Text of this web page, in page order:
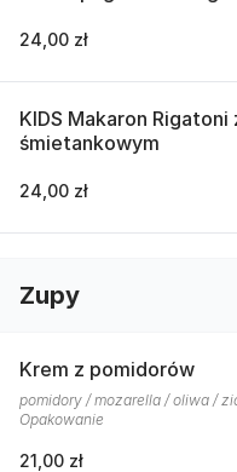
24,00 zł
KIDS Makaron
śmietankowym
24,00 zł
Zupy
Krem z pomidorów
pomidory / mozarella / oliwa /
Opakowanie
21,00 zł